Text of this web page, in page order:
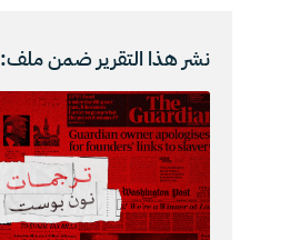
نشر هذا التقرير ضمن ملف: